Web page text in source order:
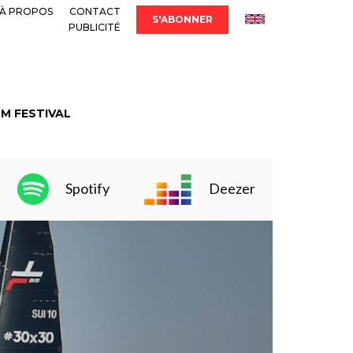
PROPOS
CONTACT
PUBLICITÉ
S'ABONNER
FESTIVAL
Spotify Deezer